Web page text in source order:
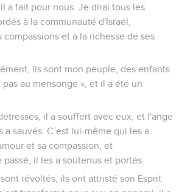
a fait pour nous. Je dirai tous les
à la communauté d'Israël,
compassions et à la richesse de ses
ils sont mon peuple, des enfants
au mensonge », et il a été un
il a souffert avec eux, et l'ange
sauvés. C’est lui-même qui les a
et sa compassion, et
il les a soutenus et portés.
révoltés, ils ont attristé son Esprit